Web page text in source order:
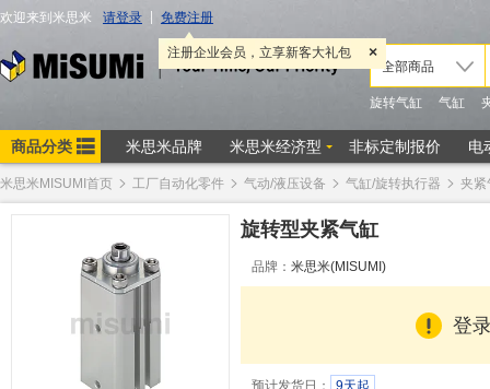
米思米MISUMI首页 工厂自动化零件 气动/液压设备 气缸/旋转执行器 夹紧
旋转型夹紧气缸
品牌： 米思米(MISUMI)
登
预计发货日： 9天起